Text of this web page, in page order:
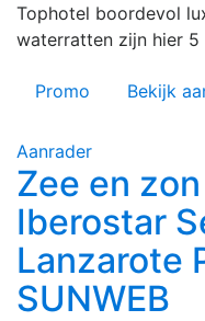
Tophotel boordevol
waterratten zijn hier 5
Promo Bekijk
Aanrader
Zee en
Iberostar
Lanzarote
SUNWEB